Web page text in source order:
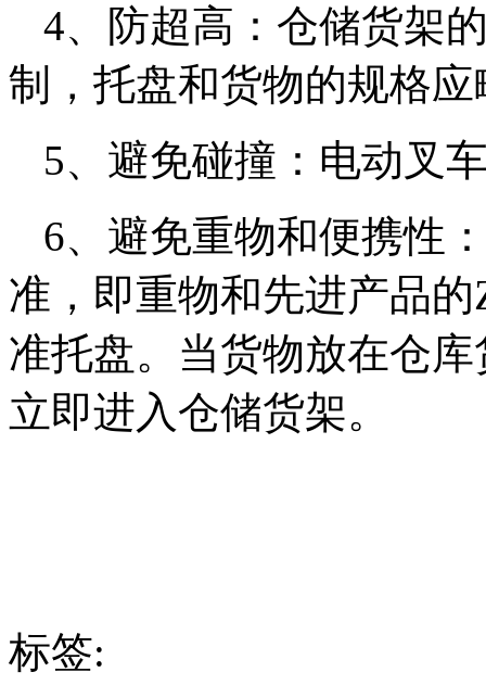
4、防超高：仓储货架
制，托盘和货物的规格
5、避免碰撞：电动叉
6、避免重物和便携性
准，即重物和先进产品
准托盘。当货物放在仓
立即进入仓储货架。
标签: